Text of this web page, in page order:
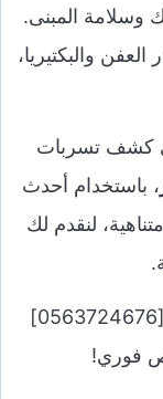
وسلامة المبنى.
والبكتيريا،
كشف تسربات
، باستخدام أحدث
لنقدم لك
لديك شك بوجود تسرب؟ اتصل بنا الآن [0563724676]